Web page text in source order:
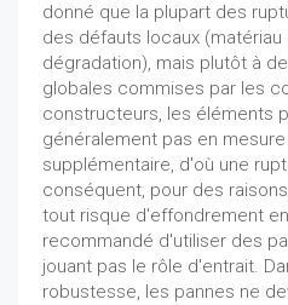
donné que la plupart des
des défauts locaux (matériau
dégradation), mais plutôt à
globales commises par les
constructeurs, les éléments
généralement pas en
supplémentaire, d'où une
conséquent, pour des
tout risque d'effondrement
recommandé d'utiliser des
jouant pas le rôle d'entrait.
robustesse, les pannes ne